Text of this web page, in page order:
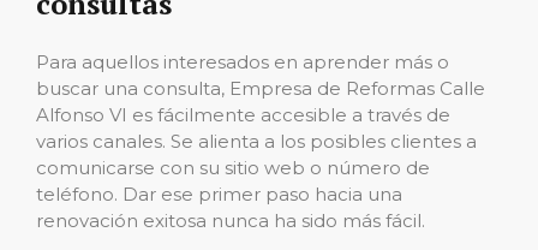
Para aquellos interesados ​​en aprender más o
buscar una consulta, Empresa de Reformas Calle
Alfonso VI es fácilmente accesible a través de
varios canales. Se alienta a los posibles clientes a
comunicarse con su sitio web o número de
teléfono. Dar ese primer paso hacia una
renovación exitosa nunca ha sido más fácil.